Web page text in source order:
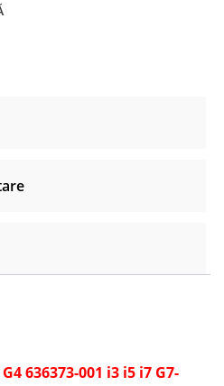
636373-001 i3 i5 i7 G7-